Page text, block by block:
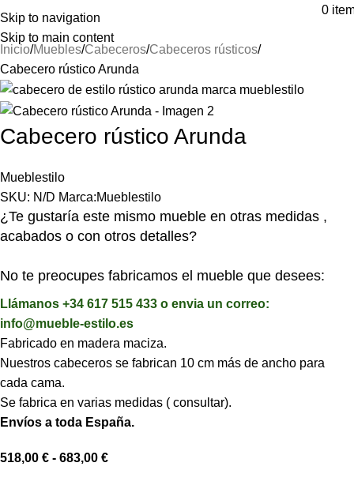
Skip to navigation
Skip to main content
⚡REALIZAMOS ENVÍOS A TODA ESPAÑA⚡ 0
Inicio Muebles Cabeceros Cabeceros rústicos
Cabecero rústico Arunda
Cabecero rústico Arunda
Mueblestilo
SKU: N/D Marca:Mueblestilo
¿Te gustaría este mismo mueble en otras medidas ,
acabados o con otros detalles?
No te preocupes fabricamos el mueble que desees:
Llámanos +34 617 515 433 o envia un correo:
info@mueble-estilo.es
Fabricado en madera maciza.
Nuestros cabeceros se fabrican 10 cm más de ancho para
cada cama.
Se fabrica en varias medidas ( consultar).
Envíos a toda España.
518,00 € - 683,00 €